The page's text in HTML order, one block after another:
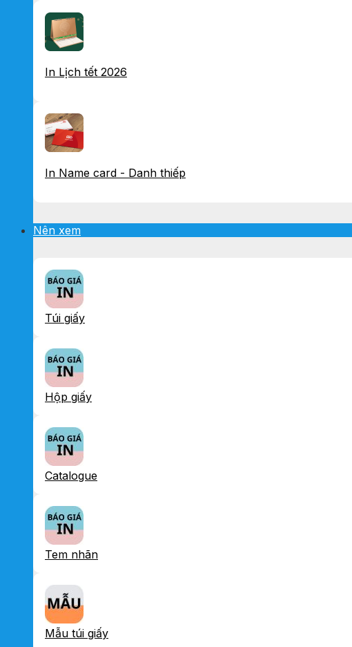
In Lịch tết 2026
In Name card - Danh thiếp
Nên xem
Túi giấy
Hộp giấy
Catalogue
Tem nhãn
Mẫu túi giấy